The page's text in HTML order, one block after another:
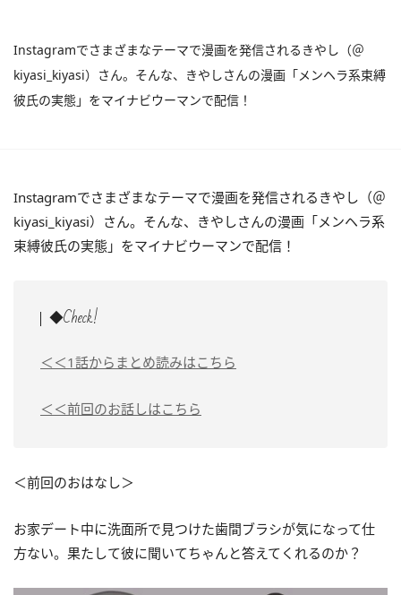
Instagramでさまざまなテーマで漫画を発信されるきやし（＠
kiyasi_kiyasi）さん。そんな、きやしさんの漫画「メンヘラ系束縛
彼氏の実態」をマイナビウーマンで配信！
Instagramでさまざまなテーマで漫画を発信されるきやし（＠
kiyasi_kiyasi）さん。そんな、きやしさんの漫画「メンヘラ系
束縛彼氏の実態」をマイナビウーマンで配信！
◆Check!
＜＜1話からまとめ読みはこちら
＜＜前回のお話しはこちら
＜前回のおはなし＞
お家デート中に洗面所で見つけた歯間ブラシが気になって仕
方ない。果たして彼に聞いてちゃんと答えてくれるのか？